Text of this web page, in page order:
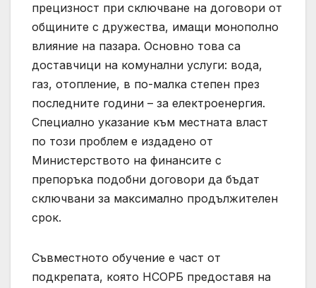
прецизност при сключване на договори от
общините с дружества, имащи монополно
влияние на пазара. Основно това са
доставчици на комунални услуги: вода,
газ, отопление, в по-малка степен през
последните години – за електроенергия.
Специално указание към местната власт
по този проблем е издадено от
Министерството на финансите с
препоръка подобни договори да бъдат
сключвани за максимално продължителен
срок.
Съвместното обучение е част от
подкрепата, която НСОРБ предоставя на